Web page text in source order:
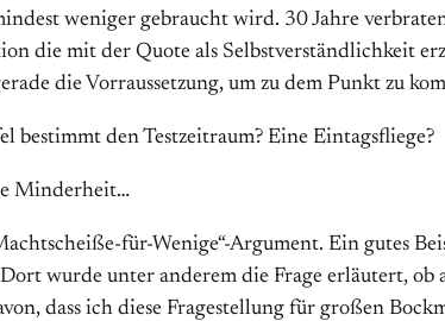
weniger gebraucht wird. 30 Jahre
die mit der Quote als Selbstverständlichkeit
die Vorraussetzung, um zu dem Punkt zu
bestimmt den Testzeitraum? Eine Eintagsfliege?
Minderheit…
für-Wenige“-Argument. Ein gutes
wurde unter anderem die Frage erläutert,
dass ich diese Fragestellung für großen